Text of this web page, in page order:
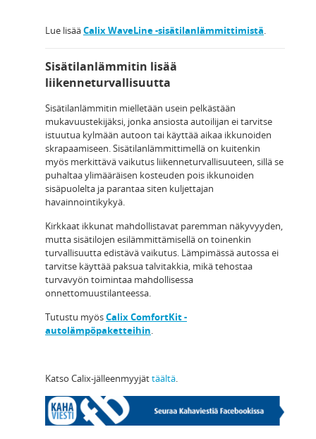
Lue lisääCalix WaveLine -sisätilanlämmittimistä.
Sisätilanlämmitin lisää
liikenneturvallisuutta
Sisätilanlämmitin mielletään usein pelkästään
mukavuustekijäksi, jonka ansiosta autoilijan ei tarvitse
istuutua kylmään autoon tai käyttää aikaa ikkunoiden
skrapaamiseen. Sisätilanlämmittimellä on kuitenkin
myös merkittävä vaikutus liikenneturvallisuuteen, sillä se
puhaltaa ylimääräisen kosteuden pois ikkunoiden
sisäpuolelta ja parantaa siten kuljettajan
havainnointikykyä.
Kirkkaat ikkunat mahdollistavat paremman näkyvyyden,
mutta sisätilojen esilämmittämisellä on toinenkin
turvallisuutta edistävä vaikutus. Lämpimässä autossa ei
tarvitse käyttää paksua talvitakkia, mikä tehostaa
turvavyön toimintaa mahdollisessa
onnettomuustilanteessa.
Tutustu myösCalix ComfortKit -
autolämpöpaketteihin.
Katso Calix-jälleenmyyjättäältä.